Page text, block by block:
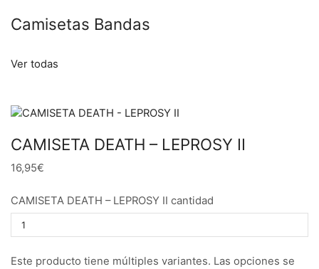
Camisetas Bandas
Ver todas
CAMISETA DEATH – LEPROSY II
16,95€
CAMISETA DEATH – LEPROSY II cantidad
Este producto tiene múltiples variantes. Las opciones se